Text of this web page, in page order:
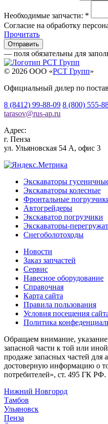
Необходимые запчасти: *
Согласие на обработку
Прочитать
— поля обязательны для
© 2026 OOO «РСТ Групп»
Официальный дилер по
8 (8412) 99-88-09 8 (800) 555-
tarasov@rus-ap.ru
Адрес:
г. Пенза
ул. Ульяновская 54 А, офис 3
Экскаваторы
Экскаваторы колесные
Фронтальные
Автогрейдеры
Экскаватор погрузчики
Экскаваторы-
Снегоболотоходы
Новости
Заказ запчастей
Сервис
Навесное оборудование
Справочная
Карта сайта
Правила пользования
Условия посещения
Политика
Обращаем внимание,
запасной части к той или
продаже запасных частей для
достоверную информацию о
потребителей», ст. 495 ГК РФ.
Нижний Новгород
Тамбов
Ульяновск
Пенза